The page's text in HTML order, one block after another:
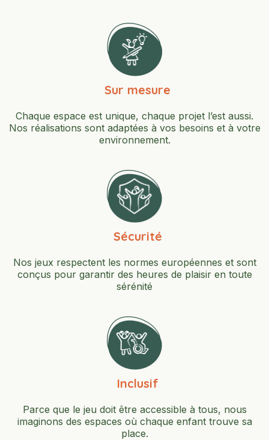
Sur mesure
Chaque espace est unique, chaque projet l’est aussi.
Nos réalisations sont adaptées à vos besoins et à votre
environnement.
Sécurité
Nos jeux respectent les normes européennes et sont
conçus pour garantir des heures de plaisir en toute
sérénité
Inclusif
Parce que le jeu doit être accessible à tous, nous
imaginons des espaces où chaque enfant trouve sa
place.